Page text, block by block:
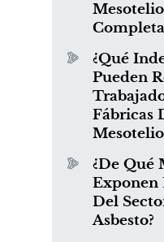
Completa
¿Qué
Pueden
Fábricas
¿De Qué
Exponen
Del
Asbesto?